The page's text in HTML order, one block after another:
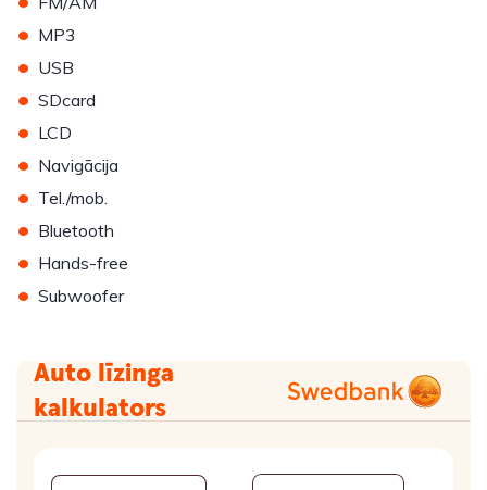
• MP3
• USB
• SDcard
• LCD
• Navigācija
• Tel./mob.
• Bluetooth
• Hands-free
• Subwoofer